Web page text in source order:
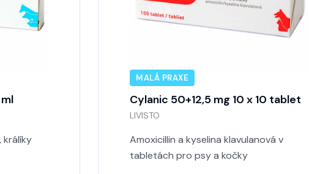
králíky
MALÁ PRAXE
Cylanic 50+12,5 mg 10 x 10 tablet
LIVISTO
Amoxicillin a kyselina klavulanová v
tabletách pro psy a kočky